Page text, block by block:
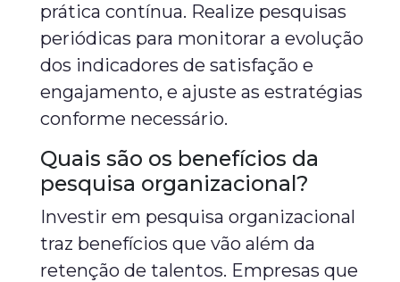
prática contínua. Realize pesquisas
periódicas para monitorar a evolução
dos indicadores de satisfação e
engajamento, e ajuste as estratégias
conforme necessário.
Quais são os benefícios da
pesquisa organizacional?
Investir em pesquisa organizacional
traz benefícios que vão além da
retenção de talentos. Empresas que